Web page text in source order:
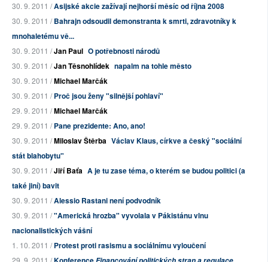
30. 9. 2011 /Asijské akcie zažívají nejhorší měsíc od října 2008
30. 9. 2011 /Bahrajn odsoudil demonstranta k smrti, zdravotníky k
mnohaletému vě...
30. 9. 2011 /Jan Paul O potřebnosti národů
30. 9. 2011 /Jan Těsnohlídek napalm na tohle město
30. 9. 2011 /Michael Marčák
30. 9. 2011 /Proč jsou ženy "silnější pohlaví"
29. 9. 2011 /Michael Marčák
29. 9. 2011 /Pane prezidente: Ano, ano!
30. 9. 2011 /Miloslav Štěrba Václav Klaus, církve a český "sociální
stát blahobytu"
30. 9. 2011 /Jiří Baťa A je tu zase téma, o kterém se budou politici (a
také jiní) bavit
30. 9. 2011 /Alessio Rastani není podvodník
30. 9. 2011 /"Americká hrozba" vyvolala v Pákistánu vlnu
nacionalistických vášní
1. 10. 2011 /Protest proti rasismu a sociálnímu vyloučení